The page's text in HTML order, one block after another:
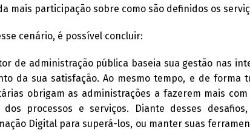
mais participação sobre como são definidos os
cenário, é possível concluir:
de administração pública baseia sua gestão nas
da sua satisfação. Ao mesmo tempo, e de forma
obrigam as administrações a fazerem mais
dos processos e serviços. Diante desses
Digital para superá-los, ou manter suas